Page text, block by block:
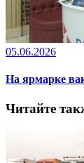
05.06.2026
На ярмарке
Читайте